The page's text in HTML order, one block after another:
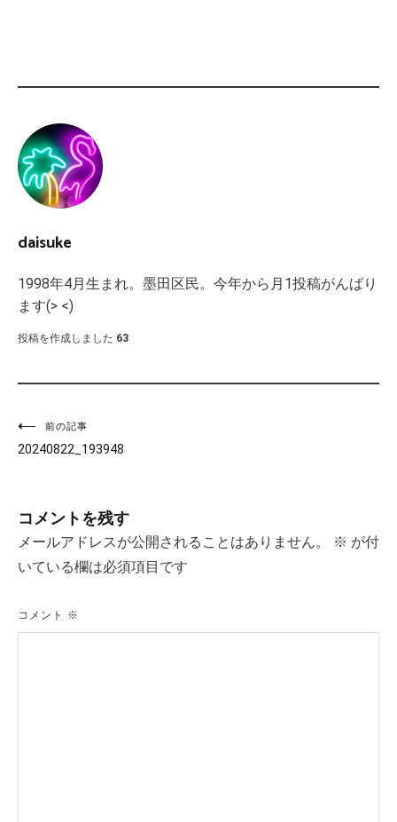
daisuke
1998年4月生まれ。墨田区民。今年から月1投稿がんばり
ます(> <)
投稿を作成しました 63
投
稿
ビ
ゲ
シ
前の記事
20240822_193948
コメントを残す
メールアドレスが公開されることはありません。 ※ が付
いている欄は必須項目です
コメント ※